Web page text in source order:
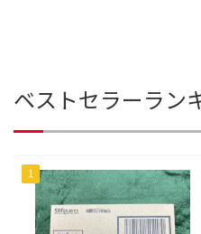
ベストセラーラン